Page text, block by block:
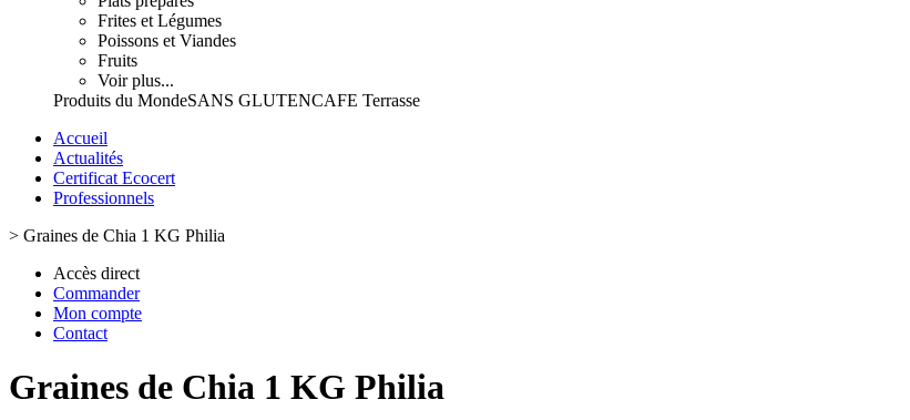
Frites et Légumes
Poissons et Viandes
Fruits
Voir plus...
Produits du MondeSANS GLUTENCAFE Terrasse
Accueil
Actualités
Certificat Ecocert
Professionnels
> Graines de Chia 1 KG Philia
Accès direct
Commander
Mon compte
Contact
Graines de Chia 1 KG Philia